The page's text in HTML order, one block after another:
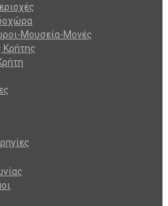
Μουσεία-Μονές
Κρήτης